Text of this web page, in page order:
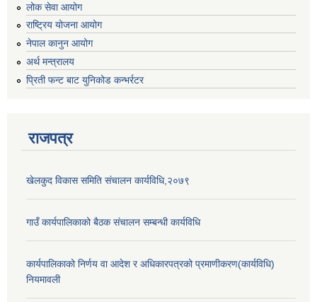
लोक सेवा आयोग
राष्ट्रिय योजना आयोग
नेपाल कानुन आयोग
अर्थ मन्त्रालय
प्रिती फन्ट बाट युनिकोड कन्भर्रटर
राजपत्र
खेलकुद विकास समिति संचालन कार्यविधि,२०७९
गाउँ कार्यपालिकाको बैठक संचालन सम्बन्धी कार्यविधि
कार्यपालिकाको निर्णय वा आदेश र अधिकारपत्रको प्रमाणीकरण(कार्यविधि)
नियमावली